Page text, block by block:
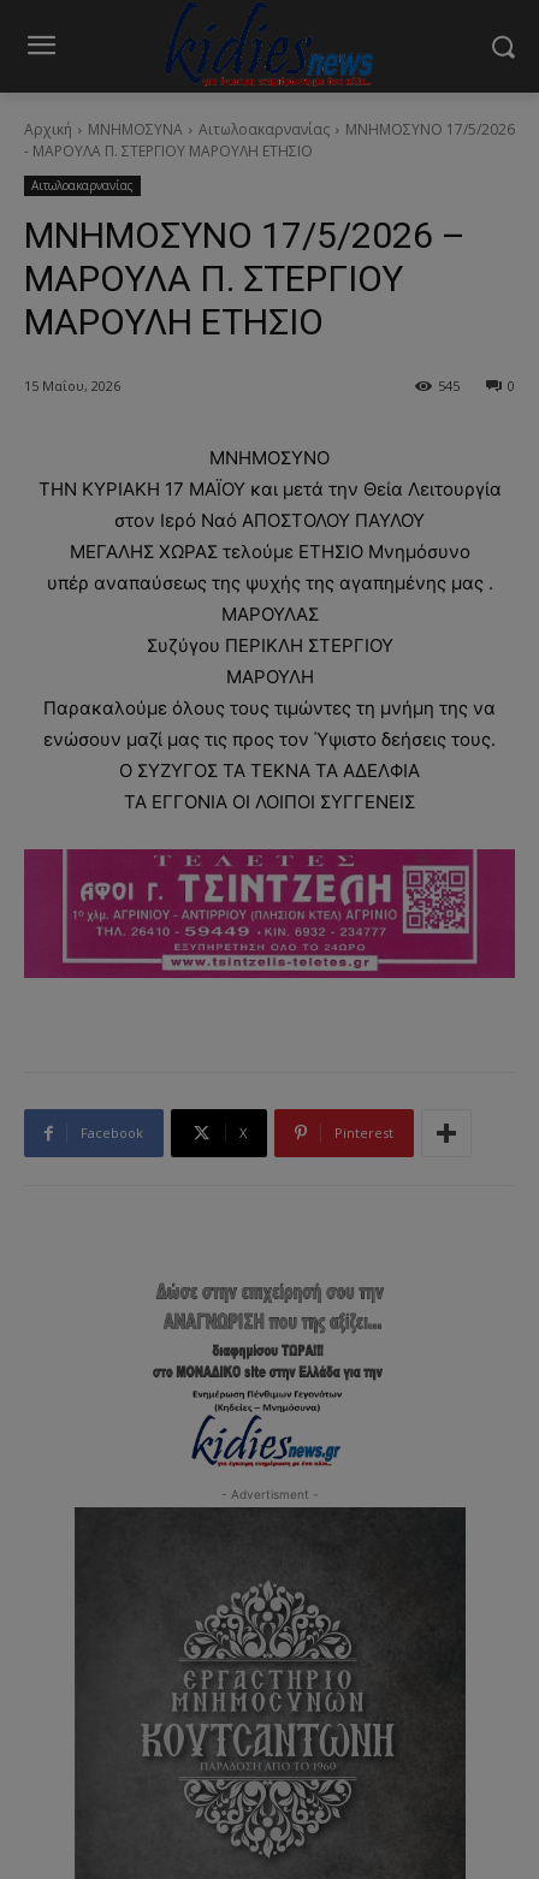
Αρχική ΜΝΗΜΟΣΥΝΑ Αιτωλοακαρνανίας
ΜΝΗΜΟΣΥΝΟ 17/5/2026
- ΜΑΡΟΥΛΑ Π. ΣΤΕΡΓΙΟΥ ΜΑΡΟΥΛΗ ΕΤΗΣΙΟ
Αιτωλοακαρνανίας
ΜΝΗΜΟΣΥΝΟ 17/5/2026 –
ΜΑΡΟΥΛΑ Π. ΣΤΕΡΓΙΟΥ
ΜΑΡΟΥΛΗ ΕΤΗΣΙΟ
15 Μαΐου, 2026 0
545
ΜΝΗΜΟΣΥΝΟ
ΤΗΝ ΚΥΡΙΑΚΗ 17 ΜΑΪΟΥ και μετά την Θεία Λειτουργία
στον Ιερό Ναό ΑΠΟΣΤΟΛΟΥ ΠΑΥΛΟΥ
ΜΕΓΑΛΗΣ ΧΩΡΑΣ τελούμε ΕΤΗΣΙΟ Μνημόσυνο
υπέρ αναπαύσεως της ψυχής της αγαπημένης μας .
ΜΑΡΟΥΛΑΣ
Συζύγου ΠΕΡΙΚΛΗ ΣΤΕΡΓΙΟΥ
ΜΑΡΟΥΛΗ
Παρακαλούμε όλους τους τιμώντες τη μνήμη της να
ενώσουν μαζί μας τις προς τον Ύψιστο δεήσεις τους.
Ο ΣΥΖΥΓΟΣ ΤΑ ΤΕΚΝΑ ΤΑ ΑΔΕΛΦΙΑ
ΤΑ ΕΓΓΟΝΙΑ ΟΙ ΛΟΙΠΟΙ ΣΥΓΓΕΝΕΙΣ
Facebook X Pinterest
- Advertisment -